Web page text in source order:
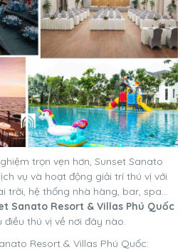
trọn vẹn hơn, Sunset Sanato
vụ và hoạt động giải trí thú vị với
trời, hệ thống nhà hàng, bar, spa…
Sanato Resort & Villas Phú Quốc
thú vị về nơi đây nào.
Resort & Villas Phú Quốc: